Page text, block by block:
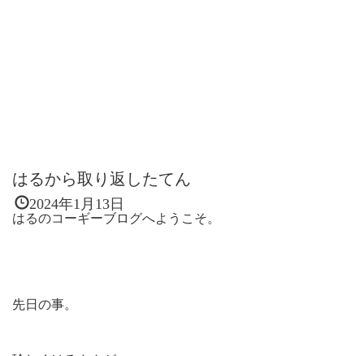
はるから取り返したてん
2024年1月13日
はるのコーギーブログへようこそ。
先日の事。